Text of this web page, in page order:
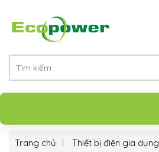
Trang chủ Thiết bị điện gia dụng